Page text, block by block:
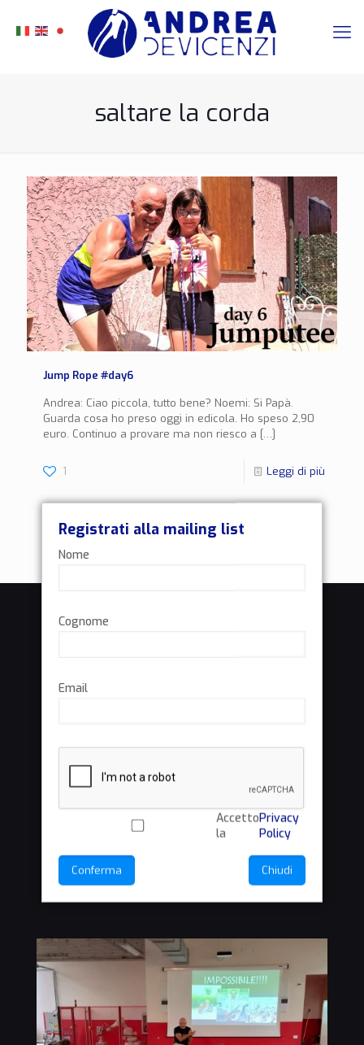
saltare la corda
Jump Rope #day6
Andrea: Ciao piccola, tutto bene? Noemi: Si Papà.
Guarda cosa ho preso oggi in edicola. Ho speso 2,90
euro. Continuo a provare ma non riesco a […]
1 Leggi di più
Registrati alla mailing list
Nome
Cognome
Email
Accetto
la
Privacy
Policy
Conferma Chiudi